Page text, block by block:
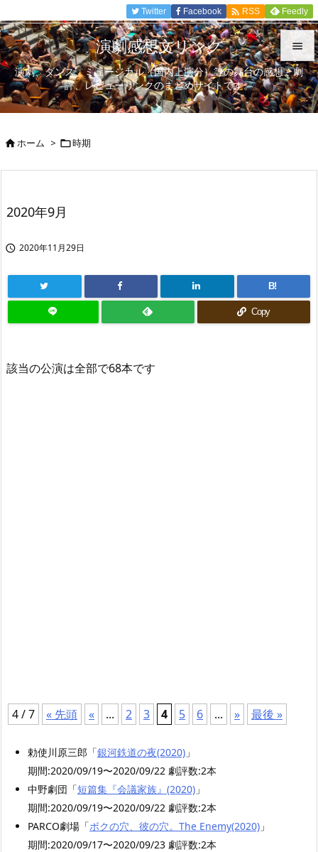


メニュ

Twitter Facebook  RSS Feedly
演劇感想文リンク
演劇、ダンス、ミュージカル（国内上演分）等の舞台の感想、劇
評、レビューリンクのまとめサイトです。
ホーム > 時期
2020年9月
 2020年11月29日
B!
Copy
該当の公演は全部で68本です
4 / 7 « 先頭 « ... 2 3 4 5 6 ... » 最後 »
勅使川原三郎「銀河鉄道の夜(2020) 」
期間:2020/09/19〜2020/09/22 劇評数:2本
中野劇団「短篇集『会議家族』(2020) 」
期間:2020/09/19〜2020/09/22 劇評数:2本
PARCO劇場「ボクの穴、彼の穴。The Enemy(2020) 」
期間:2020/09/17〜2020/09/23 劇評数:2本